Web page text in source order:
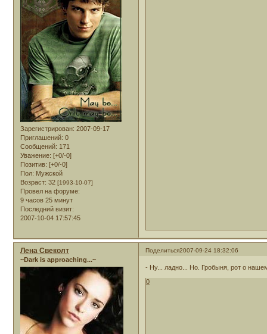
Зарегистрирован: 2007-09-17
Приглашений: 0
Сообщений: 171
Уважение: [+0/-0]
Позитив: [+0/-0]
Пол: Мужской
Возраст: 32 [1993-10-07]
Провел на форуме:
9 часов 25 минут
Последний визит:
2007-10-04 17:57:45
Поделиться2007-09-24 18:32:06
Лена Свеколт
~Dark is approaching...~
- Ну... ладно... Но. Гробыня, рот о
0